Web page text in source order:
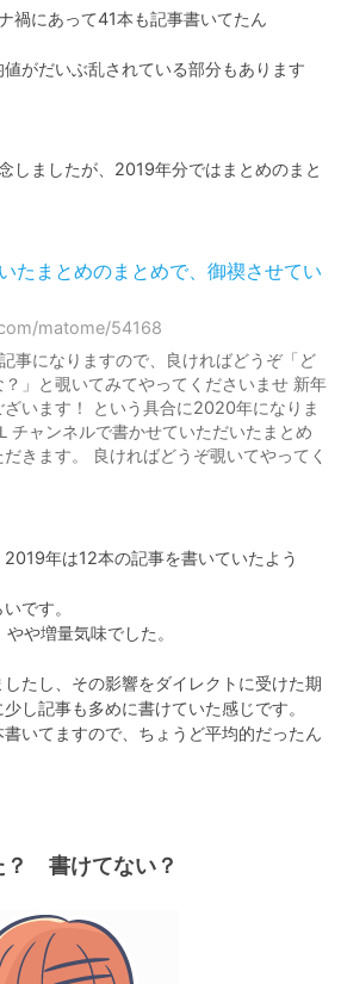
にあって41本も記事書いてたん
がだいぶ乱されている部分もあります
ましたが、2019年分ではまとめのまと
たまとめのまとめで、御禊させてい
matome/54168
事になりますので、良ければどうぞ「ど
」と覗いてみてやってくださいませ 新年
います！ という具合に2020年になりま
チャンネルで書かせていただいたまとめ
きます。 良ければどうぞ覗いてやってく
年は12本の記事を書いていたよう
です。
や増量気味でした。
たし、その影響をダイレクトに受けた期
し記事も多めに書けていた感じです。
いてますので、ちょうど平均的だったん
？ 書けてない？